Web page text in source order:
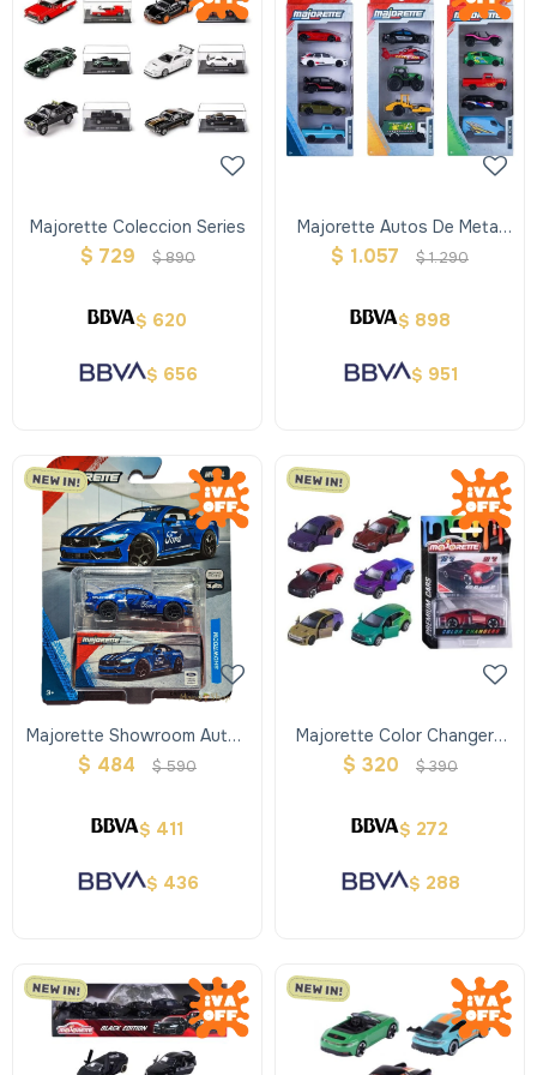
Majorette Coleccion Series
$ 729 $890
$ 620
$ 656
Majorette Autos De Metal
Pack X 5
$ 1.057 $1.290
$ 898
$ 951
Majorette Showroom Autos
De Metal
$ 484 $ 590
$ 411
$ 436
Majorette Color Changers
Premium
$ 320 $390
$ 272
$ 288